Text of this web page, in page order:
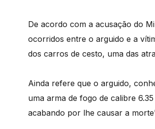
De acordo com a acusação do
ocorridos entre o arguido e a
dos carros de cesto, uma das
Ainda refere que o arguido,
uma arma de fogo de calibre
acabando por lhe causar a